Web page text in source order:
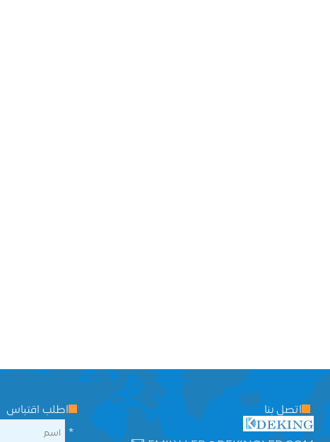
اتصل بنا
اطلب اقتباس
*